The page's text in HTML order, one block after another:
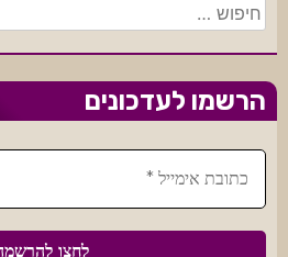
חיפוש:
הרשמו לעדכונים